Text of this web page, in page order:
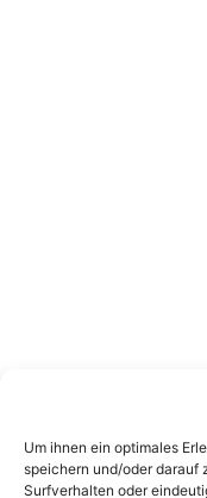
Um ihnen ein optimales
speichern und/oder darauf
Surfverhalten oder